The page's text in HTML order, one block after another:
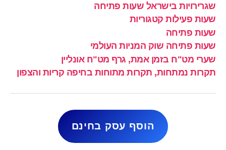
שגרירויות בישראל שעות פתיחה
שעות פעילות קטגוריות
שעות פתיחה
שעות פתיחה שוק המניות העולמי
שערי מט"ח בזמן אמת, גרף מט"ח אונליין
תקרות נמתחות, תקרות מתוחות בחיפה קריות והצפון
הוסף עסק בחינם